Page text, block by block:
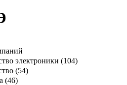
электроники (104)
(54)
(46)